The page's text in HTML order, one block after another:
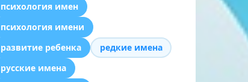
психология имен
психология имени
развитие ребенка
редкие имена
русские имена